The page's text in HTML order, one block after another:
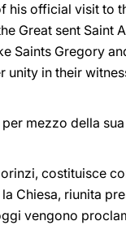
his official visit to
Great sent Saint
Saints Gregory
unity in their
mezzo della
costituisce
Chiesa, riunita
vengono